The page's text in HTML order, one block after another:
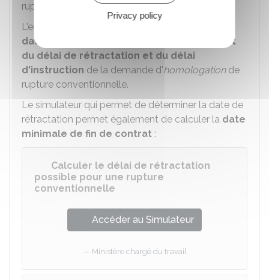
rupture conventionnelle.
L'employeur et le salarié doivent convenir d'une
date de rupture du contrat dans le respect
du délai de rétractation et du délai
d'instruction de la demande d'homologationde
rupture conventionnelle.
Le simulateur qui permet de déterminer la date de
rétractation permet également de calculer la date
minimale de fin de contrat :
Calculer le délai de rétractation
possible pour une rupture
conventionnelle
Accéder au Simulateur
Ministère chargé du travail
Privacy policy